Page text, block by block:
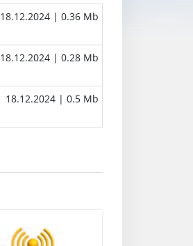
18.12.2024 | 0.36 Mb
18.12.2024 | 0.28 Mb
18.12.2024 | 0.5 Mb